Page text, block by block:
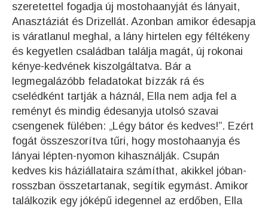
szeretettel fogadja új mostohaanyját és lányait,
Anasztáziát és Drizellát. Azonban amikor édesapja
is váratlanul meghal, a lány hirtelen egy féltékeny
és kegyetlen családban találja magát, új rokonai
kénye-kedvének kiszolgáltatva. Bár a
legmegalázóbb feladatokat bízzák rá és
cselédként tartják a háznál, Ella nem adja fel a
reményt és mindig édesanyja utolsó szavai
csengenek fülében: „Légy bátor és kedves!”. Ezért
fogát összeszorítva tűri, hogy mostohaanyja és
lányai lépten-nyomon kihasználják. Csupán
kedves kis háziállataira számíthat, akikkel jóban-
rosszban összetartanak, segítik egymást. Amikor
találkozik egy jóképű idegennel az erdőben, Ella